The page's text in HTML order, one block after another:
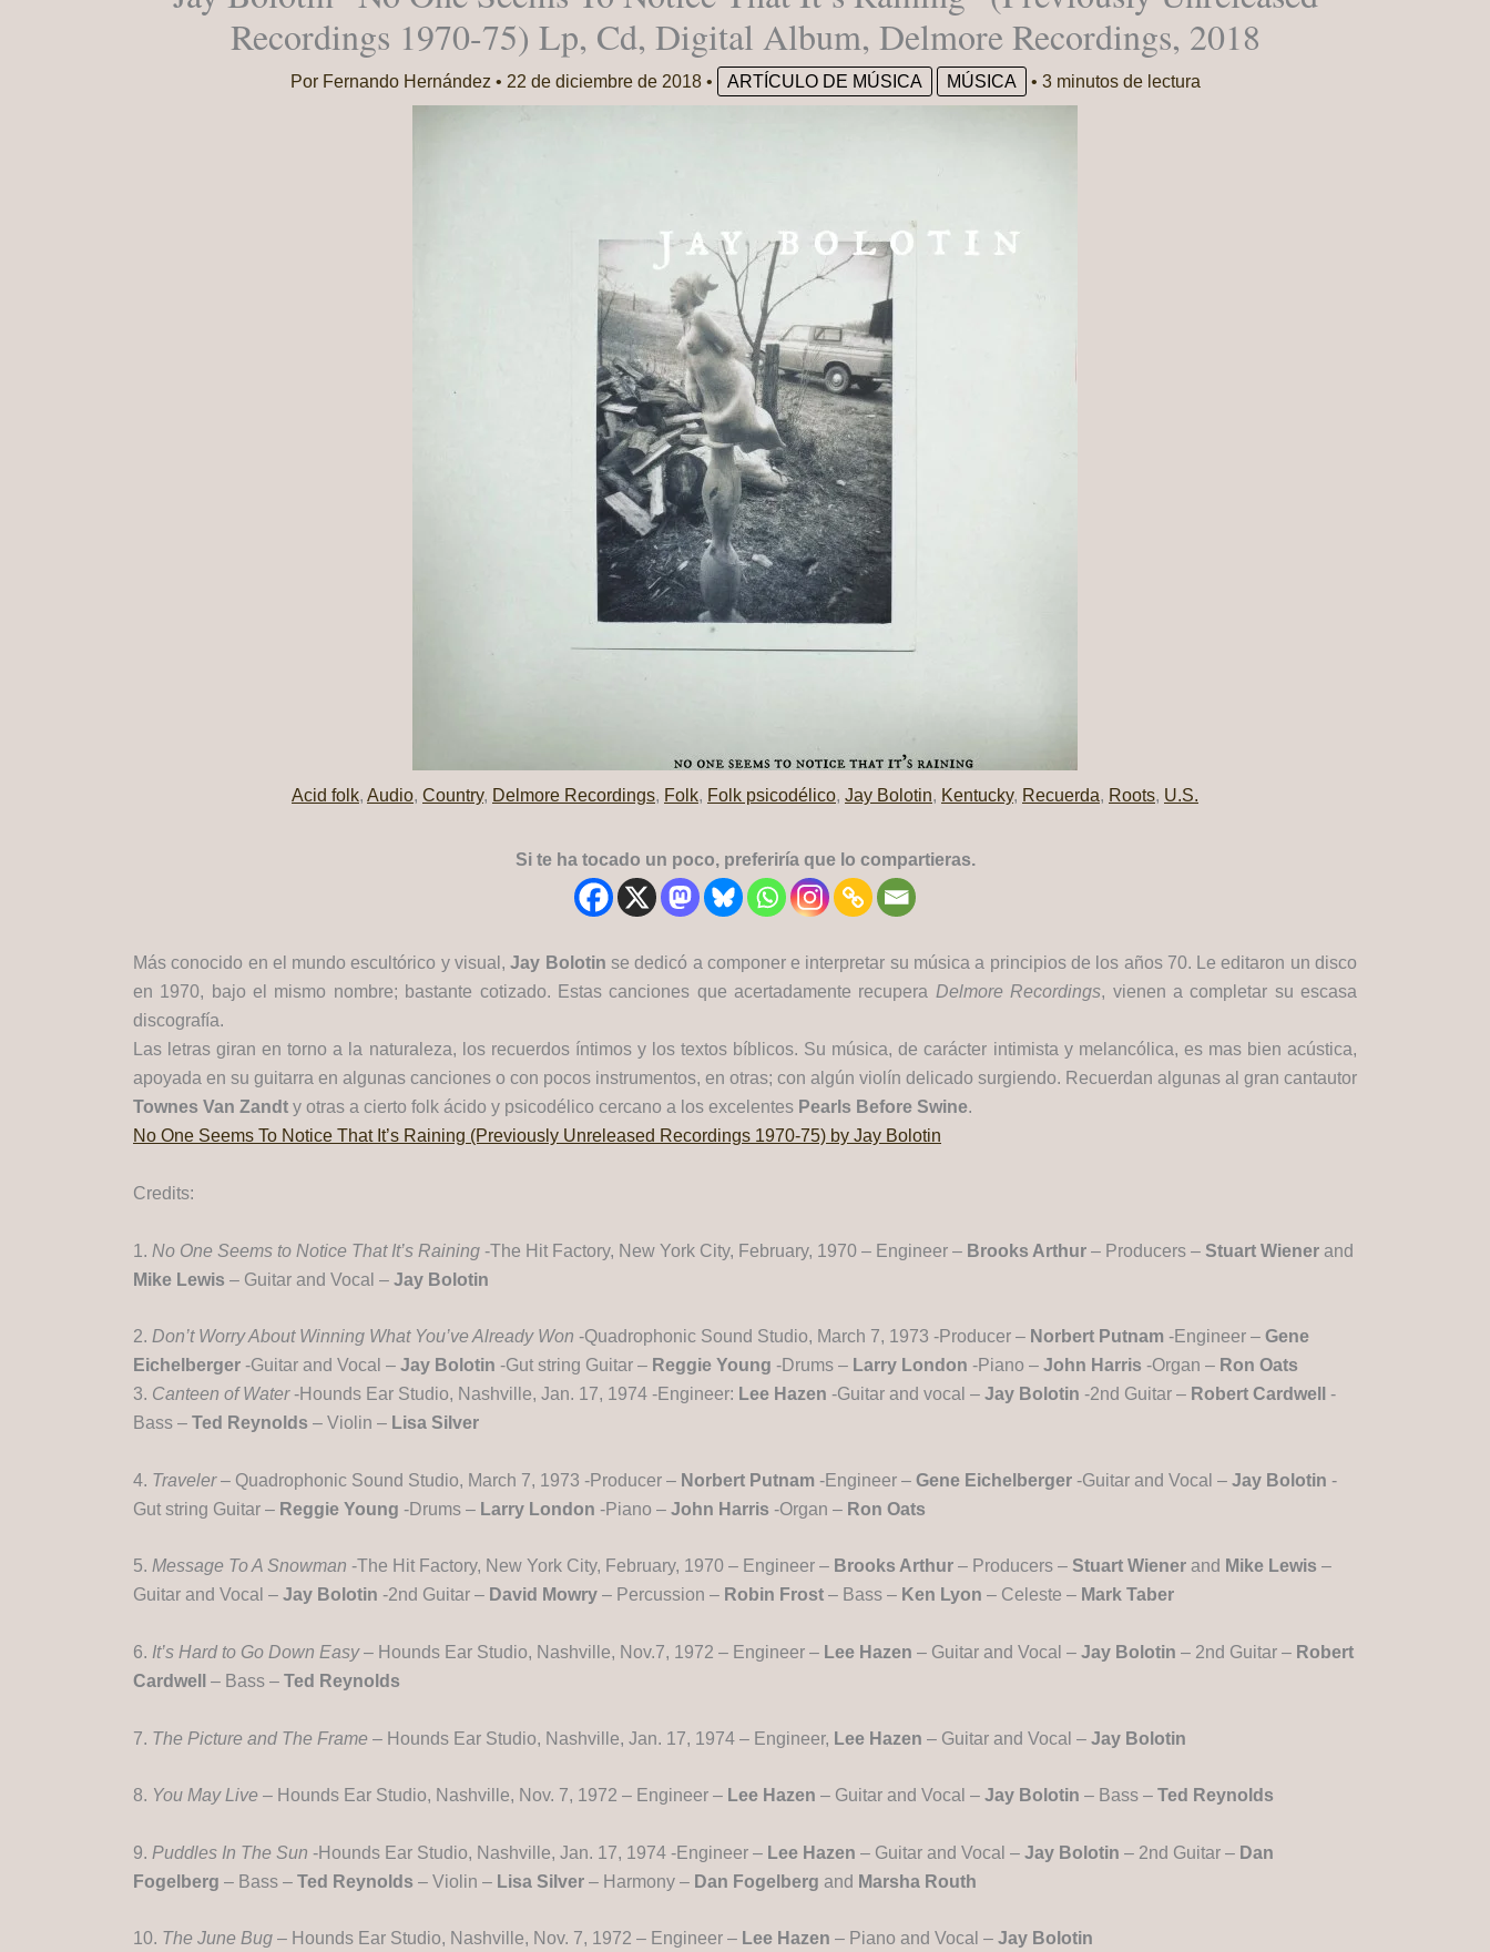
Recordings 1970​-​75) Lp, Cd, Digital Album, Delmore Recordings, 2018
Por Fernando Hernández • 22 de diciembre de 2018 • ARTÍCULO DE MÚSICA MÚSICA • 3 minutos de lectura
Acid folk, Audio, Country, Delmore Recordings, Folk, Folk psicodélico, Jay Bolotin, Kentucky, Recuerda, Roots, U.S.
Si te ha tocado un poco, preferiría que lo compartieras.
Más conocido en el mundo escultórico y visual,Jay Bolotin se dedicó a componer e interpretar su música a principios de los años 70. Le editaron un disco
en 1970, bajo el mismo nombre; bastante cotizado. Estas canciones que acertadamente recupera Delmore Recordings, vienen a completar su escasa
discografía.
Las letras giran en torno a la naturaleza, los recuerdos íntimos y los textos bíblicos. Su música, de carácter intimista y melancólica, es mas bien acústica,
apoyada en su guitarra en algunas canciones o con pocos instrumentos, en otras; con algún violín delicado surgiendo. Recuerdan algunas al gran cantautor
Townes Van Zandt y otras a cierto folk ácido y psicodélico cercano a los excelentes Pearls Before Swine.
No One Seems To Notice That It’s Raining (Previously Unreleased Recordings 1970-75) by Jay Bolotin
Credits:
1. No One Seems to Notice That It’s Raining -The Hit Factory, New York City, February, 1970 – Engineer – Brooks Arthur – Producers – Stuart Wiener and
Mike Lewis – Guitar and Vocal – Jay Bolotin
2. Don’t Worry About Winning What You’ve Already Won -Quadrophonic Sound Studio, March 7, 1973 -Producer – Norbert Putnam -Engineer – Gene
Eichelberger -Guitar and Vocal – Jay Bolotin -Gut string Guitar – Reggie Young -Drums – Larry London -Piano – John Harris -Organ – Ron Oats
3. Canteen of Water-Hounds Ear Studio, Nashville, Jan. 17, 1974 -Engineer: Lee Hazen -Guitar and vocal – Jay Bolotin -2nd Guitar – Robert Cardwell
-
Bass – Ted Reynolds – Violin – Lisa Silver
4. Traveler– Quadrophonic Sound Studio, March 7, 1973 -Producer – Norbert Putnam -Engineer – Gene Eichelberger -Guitar and Vocal – Jay Bolotin -
Gut string Guitar – Reggie Young -Drums – Larry London -Piano – John Harris -Organ – Ron Oats
5. Message To A Snowman -The Hit Factory, New York City, February, 1970 – Engineer – Brooks Arthur – Producers – Stuart Wiener and Mike Lewis –
Guitar and Vocal – Jay Bolotin -2nd Guitar – David Mowry – Percussion – Robin Frost – Bass – Ken Lyon – Celeste – Mark Taber
6. It’s Hard to Go Down Easy– Hounds Ear Studio, Nashville, Nov.7, 1972 – Engineer – Lee Hazen – Guitar and Vocal – Jay Bolotin – 2nd Guitar – Robert
Cardwell
– Bass – Ted Reynolds
7. The Picture and The Frame – Hounds Ear Studio, Nashville, Jan. 17, 1974 – Engineer, Lee Hazen – Guitar and Vocal – Jay Bolotin
8. You May Live – Hounds Ear Studio, Nashville, Nov. 7, 1972 – Engineer – Lee Hazen – Guitar and Vocal – Jay Bolotin – Bass – Ted Reynolds
9. Puddles In The Sun -Hounds Ear Studio, Nashville, Jan. 17, 1974 -Engineer – Lee Hazen – Guitar and Vocal – Jay Bolotin – 2nd Guitar – Dan
Fogelberg – Bass – Ted Reynolds – Violin – Lisa Silver – Harmony – Dan Fogelberg and Marsha Routh
10. The June Bug – Hounds Ear Studio, Nashville, Nov. 7, 1972 – Engineer – Lee Hazen – Piano and Vocal – Jay Bolotin